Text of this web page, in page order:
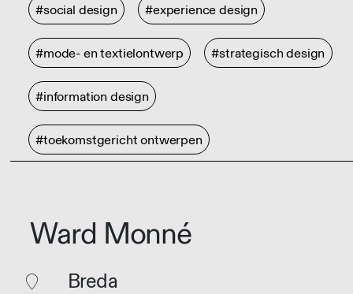
#social design #experience design
#mode- en textielontwerp #strategisch design
#information design
#toekomstgericht ontwerpen
Ward Monné
Breda